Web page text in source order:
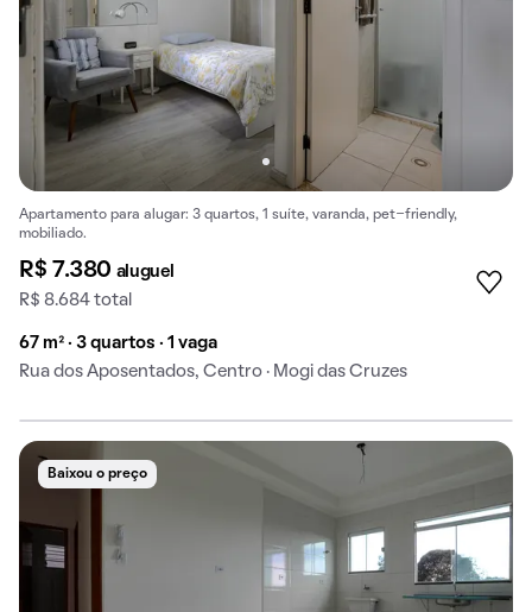
Apartamento para alugar: 3 quartos, 1 suíte, varanda, pet-friendly,
mobiliado.
R$ 7.380 aluguel
R$ 8.684 total
67 m² · 3 quartos · 1 vaga
Rua dos Aposentados, Centro · Mogi das Cruzes
Baixou o preço